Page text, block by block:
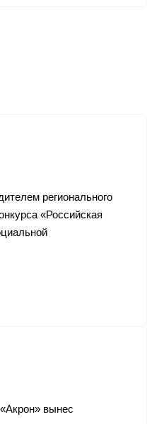
регионального
«Российская
вынес